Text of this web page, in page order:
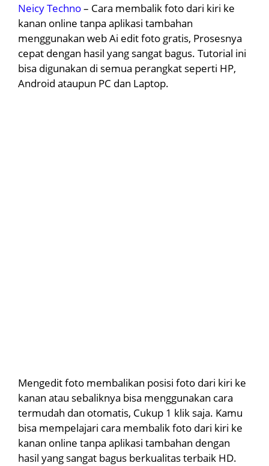
Neicy Techno– Cara membalik foto dari kiri ke
kanan online tanpa aplikasi tambahan
menggunakan web Ai edit foto gratis, Prosesnya
cepat dengan hasil yang sangat bagus. Tutorial ini
bisa digunakan di semua perangkat seperti HP,
Android ataupun PC dan Laptop.
Mengedit foto membalikan posisi foto dari kiri ke
kanan atau sebaliknya bisa menggunakan cara
termudah dan otomatis, Cukup 1 klik saja. Kamu
bisa mempelajari cara membalik foto dari kiri ke
kanan online tanpa aplikasi tambahan dengan
hasil yang sangat bagus berkualitas terbaik HD.